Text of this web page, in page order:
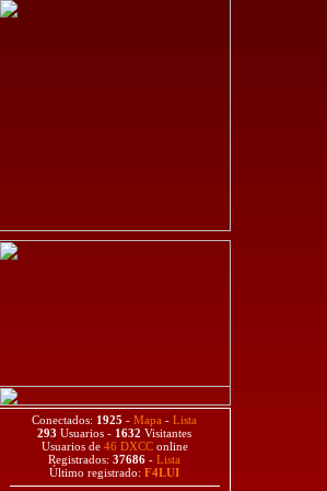
Conectados: 1925 - Mapa - Lista
293 Usuarios - 1632 Visitantes
Usuarios de 46 DXCConline
Registrados: 37686 - Lista
Último registrado: F4LUI